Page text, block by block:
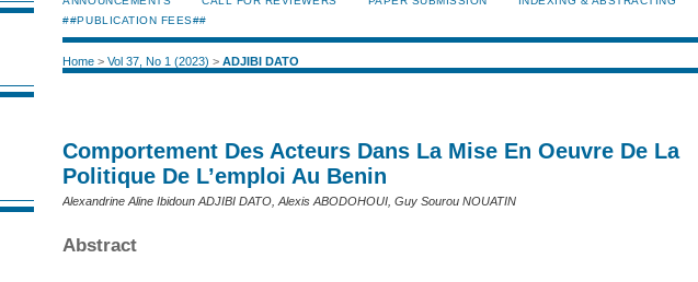
##PUBLICATION FEES##
Home >Vol 37, No 1 (2023) >ADJIBI DATO
Comportement Des Acteurs Dans La Mise En Oeuvre De La
Politique De L’emploi Au Benin
Alexandrine Aline Ibidoun ADJIBI DATO, Alexis ABODOHOUI, Guy Sourou NOUATIN
Abstract